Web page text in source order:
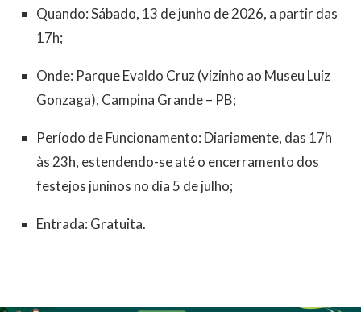
Quando: Sábado, 13 de junho de 2026, a partir das
17h;
Onde: Parque Evaldo Cruz (vizinho ao Museu Luiz
Gonzaga), Campina Grande – PB;
Período de Funcionamento: Diariamente, das 17h
às 23h, estendendo-se até o encerramento dos
festejos juninos no dia 5 de julho;
Entrada: Gratuita.